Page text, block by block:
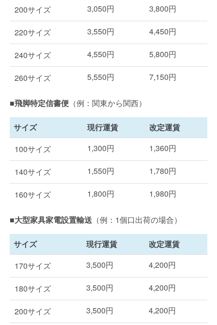
200サイズ 3,050円 3,800円
220サイズ 3,550円 4,450円
240サイズ 4,550円 5,800円
260サイズ 5,550円 7,150円
■飛脚特定信書便 （例：関東から関西）
サイズ 現行運賃
改定運賃
100サイズ
1,300円 1,360円
140サイズ 1,550円 1,780円
160サイズ 1,800円 1,980円
■大型家具家電設置輸送 （例：1個口出荷の場合）
サイズ 現行運賃
改定運賃
170サイズ
3,500円 4,200円
180サイズ 3,500円 4,200円
200サイズ 3,500円 4,200円